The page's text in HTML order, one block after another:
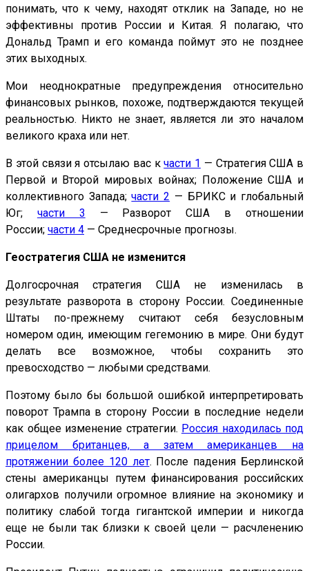
понимать, что к чему, находят отклик на Западе, но не
эффективны против России и Китая. Я полагаю, что
Дональд Трамп и его команда поймут это не позднее
этих выходных.
Мои неоднократные предупреждения относительно
финансовых рынков, похоже, подтверждаются текущей
реальностью. Никто не знает, является ли это началом
великого краха или нет.
В этой связи я отсылаю вас кчасти 1 — Стратегия США в
Первой и Второй мировых войнах; Положение США и
коллективного Запада;части 2 — БРИКС и глобальный
Юг; части 3 — Разворот США в отношении
России; части 4 — Среднесрочные прогнозы.
Геостратегия США не изменится
Долгосрочная стратегия США не изменилась в
результате разворота в сторону России. Соединенные
Штаты по-прежнему считают себя безусловным
номером один, имеющим гегемонию в мире. Они будут
делать все возможное, чтобы сохранить это
превосходство — любыми средствами.
Поэтому было бы большой ошибкой интерпретировать
поворот Трампа в сторону России в последние недели
как общее изменение стратегии. Россия находилась под
прицелом британцев, а затем американцев на
протяжении более 120 лет. После падения Берлинской
стены американцы путем финансирования российских
олигархов получили огромное влияние на экономику и
политику слабой тогда гигантской империи и никогда
еще не были так близки к своей цели — расчленению
России.